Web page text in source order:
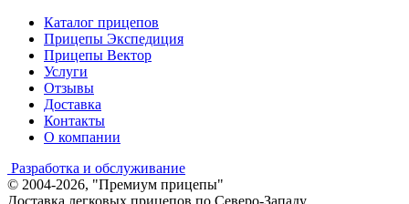
Каталог прицепов
Прицепы Экспедиция
Прицепы Вектор
Услуги
Отзывы
Доставка
Контакты
О компании
Разработка и обслуживание
© 2004-2026, "Премиум прицепы"